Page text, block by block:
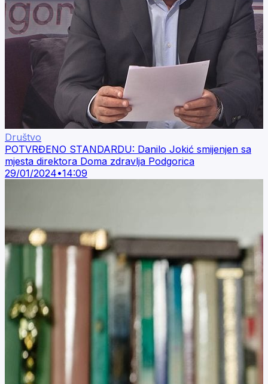
Društvo
POTVRĐENO STANDARDU: Danilo Jokić smijenjen sa
mjesta direktora Doma zdravlja Podgorica
29/01/2024•14:09